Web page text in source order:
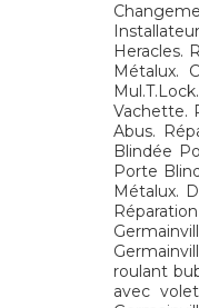
Heracles.
Métalux.
Vachette.
Abus.
Blindée
Porte
Métalux.
roulant
avec